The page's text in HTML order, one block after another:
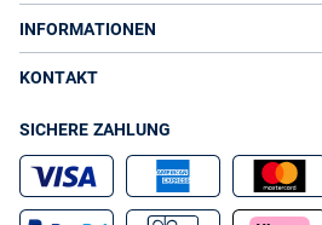
INFORMATIONEN
KONTAKT
SICHERE ZAHLUNG